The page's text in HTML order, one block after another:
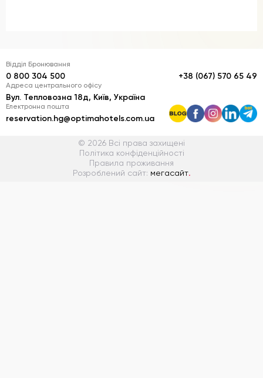
Відділ Бронювання
0 800 304 500 +38 (067) 570 65 49
Адреса центрального офісу
Вул. Тепловозна 18д, Київ, Україна
Електронна пошта
reservation.hg@optimahotels.com.ua
© 2026 Всі права захищені
Політика конфіденційності
Правила проживання
Розроблений сайт: мегасайт.